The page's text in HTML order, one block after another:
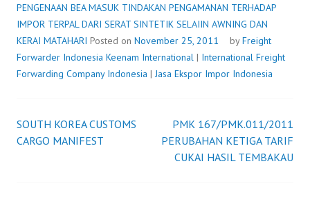
IMPOR
TERPAL
DARI
SERAT
SINTETIK
DAN
KERAI
PENGENAAN BEA MASUK TINDAKAN PENGAMANAN TERHADAP
IMPOR TERPAL DARI SERAT SINTETIK SELAIIN AWNING DAN
KERAI MATAHARI Posted on November 25, 2011 byFreight
Forwarder Indonesia Keenam International | International Freight
Forwarding Company Indonesia |Jasa Ekspor Impor Indonesia
Post
SOUTH KOREA CUSTOMS
CARGO MANIFEST
PMK 167/PMK.011/2011
PERUBAHAN KETIGA TARIF
CUKAI HASIL TEMBAKAU